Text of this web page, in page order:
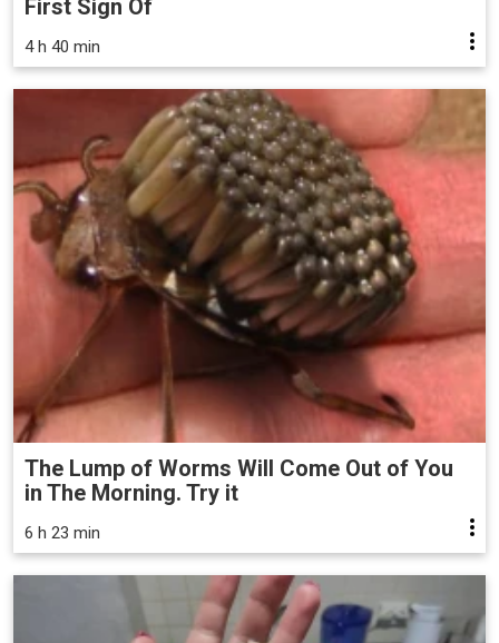
First Sign Of
4 h 40 min
The Lump of Worms Will Come Out of You
in The Morning. Try it
6 h 23 min